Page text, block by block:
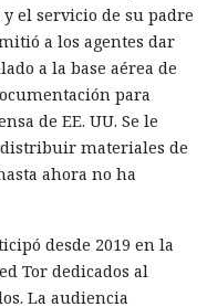
el servicio de su padre
a los agentes dar
a la base aérea de
para
de EE. UU. Se le
materiales de
ahora no ha
desde 2019 en la
Tor dedicados al
La audiencia